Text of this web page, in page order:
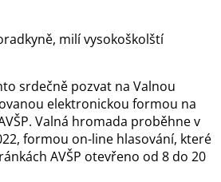
milí vysokoškolští
srdečně pozvat na Valnou
elektronickou formou na
Valná hromada proběhne v
formou on-line hlasování, které
AVŠP otevřeno od 8 do 20